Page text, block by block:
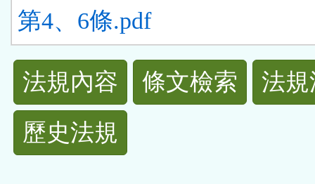
第4、6條.pdf
法
規
功
法規內容 條文檢索
法
歷史法規